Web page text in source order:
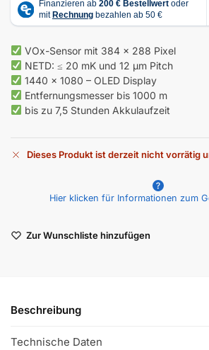
VOx-Sensor mit 384 × 288 Pixel
NETD: ≤ 20 mK und 12 μm Pitch
1440 × 1080 – OLED Display
Entfernungsmesser bis 1000 m
bis zu 7,5 Stunden Akkulaufzeit
Dieses Produkt ist derzeit nicht vorrätig
r
v
:
Hier klicken für Informationen zum
Zur Wunschliste hinzufügen
Beschreibung
Technische Daten